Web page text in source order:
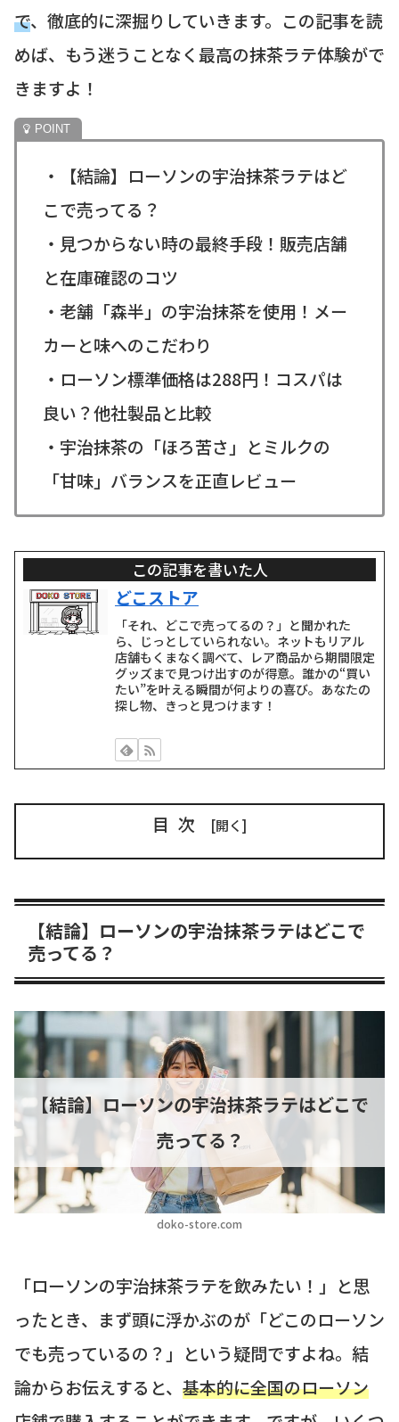
で、徹底的に深掘りしていきます。この記事を読
めば、もう迷うことなく最高の抹茶ラテ体験がで
きますよ！
・【結論】ローソンの宇治抹茶ラテはど
こで売ってる？
・見つからない時の最終手段！販売店舗
と在庫確認のコツ
・老舗「森半」の宇治抹茶を使用！メー
カーと味へのこだわり
・ローソン標準価格は288円！コスパは
良い？他社製品と比較
・宇治抹茶の「ほろ苦さ」とミルクの
「甘味」バランスを正直レビュー
この記事を書いた人
どこストア
「それ、どこで売ってるの？」と聞かれた
ら、じっとしていられない。ネットもリアル
店舗もくまなく調べて、レア商品から期間限定
グッズまで見つけ出すのが得意。誰かの“買い
たい”を叶える瞬間が何よりの喜び。あなたの
探し物、きっと見つけます！
目次
【結論】ローソンの宇治抹茶ラテはどこで
売ってる？
doko-store.com
【結論】ローソンの宇治抹茶ラテはどこで
売ってる？
「ローソンの宇治抹茶ラテを飲みたい！」と思
ったとき、まず頭に浮かぶのが「どこのローソン
でも売っているの？」という疑問ですよね。結
論からお伝えすると、 基本的に全国のローソン